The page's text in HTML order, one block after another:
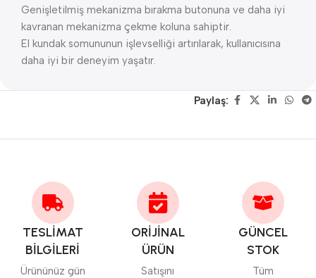
Genişletilmiş mekanizma bırakma butonuna ve daha iyi
kavranan mekanizma çekme koluna sahiptir.
El kundak somununun işlevselliği artırılarak, kullanıcısına
daha iyi bir deneyim yaşatır.
Paylaş:
TESLİMAT
BİLGİLERİ
Ürününüz gün
ORİJİNAL
ÜRÜN
Satışını
GÜNCEL
STOK
Tüm